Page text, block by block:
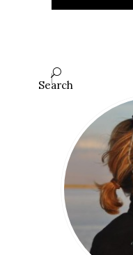
Search